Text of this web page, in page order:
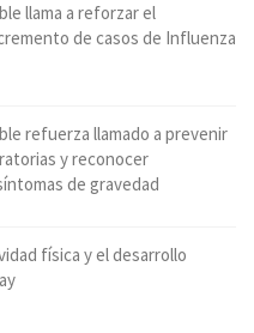
llama a reforzar el
de casos de Influenza
refuerza llamado a prevenir
y reconocer
de gravedad
física y el desarrollo